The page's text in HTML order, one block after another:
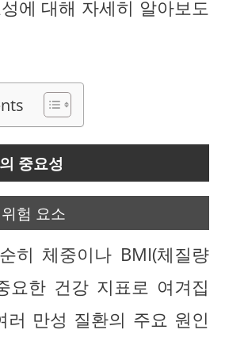
에 대해 자세히 알아보도
중요성
험 요소
히 체중이나 BMI(체질량
요한 건강 지표로 여겨집
러 만성 질환의 주요 원인